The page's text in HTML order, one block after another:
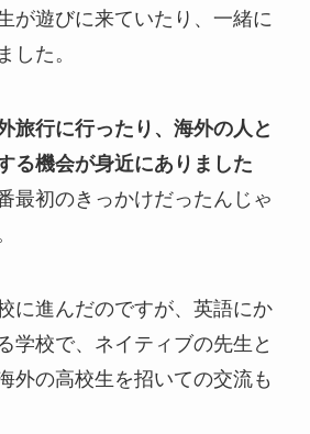
が遊びに来ていたり、一緒に
した。
旅行に行ったり、海外の人と
る機会が身近にありました
最初のきっかけだったんじゃ
に進んだのですが、英語にか
学校で、ネイティブの先生と
外の高校生を招いての交流も